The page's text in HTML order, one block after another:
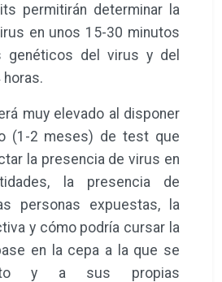
permitirán determinar la
en unos 15-30 minutos
genéticos del virus y del
horas.
muy elevado al disponer
(1-2 meses) de test que
la presencia de virus en
la presencia de
personas expuestas, la
y cómo podría cursar la
en la cepa a la que se
y a sus propias